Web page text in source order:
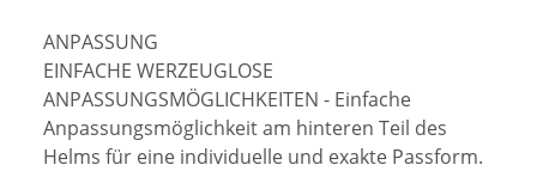
ANPASSUNG
EINFACHE WERZEUGLOSE
ANPASSUNGSMÖGLICHKEITEN - Einfache
Anpassungsmöglichkeit am hinteren Teil des
Helms für eine individuelle und exakte Passform.